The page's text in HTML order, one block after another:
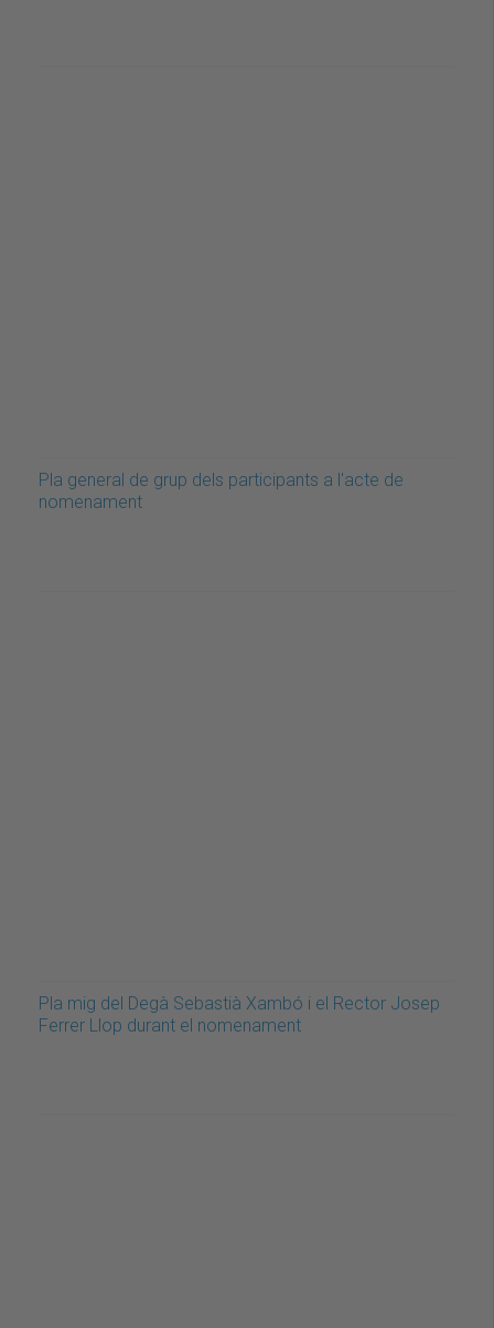
Pla general de grup dels participants a l'acte de
nomenament
Pla mig del Degà Sebastià Xambó i el Rector Josep
Ferrer Llop durant el nomenament